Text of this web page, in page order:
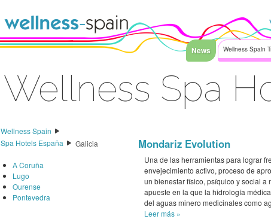
News Wellness Spain
Wellness Spa
Wellness Spain
Spa Hotels España
Galicia
A Coruña
Lugo
Ourense
Pontevedra
Mondariz Evolution
Una de las herramientas para lograr
envejecimiento activo, proceso de
un bienestar físico, psíquico y social
apueste en la que la hidrología
del aguas minero medicinales como
Leer más »